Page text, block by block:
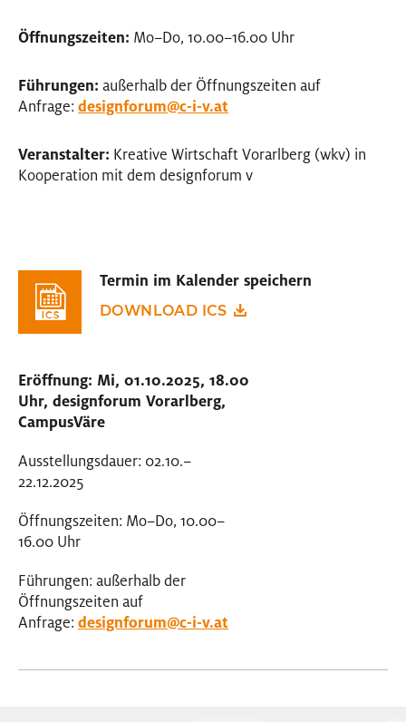
Öffnungszeiten: Mo–Do, 10.00–16.00 Uhr
Führungen: außerhalb der Öffnungszeiten auf
Anfrage: designforum@c-i-v.at
Veranstalter: Kreative Wirtschaft Vorarlberg (wkv) in
Kooperation mit dem designforum v
Termin im Kalender speichern
DOWNLOAD ICS
Eröffnung: Mi, 01.10.2025, 18.00
Uhr, designforum Vorarlberg,
CampusVäre
Ausstellungsdauer: 02.10.–
22.12.2025
Öffnungszeiten: Mo–Do, 10.00–
16.00 Uhr
Führungen: außerhalb der
Öffnungszeiten auf
Anfrage: designforum@c-i-v.at